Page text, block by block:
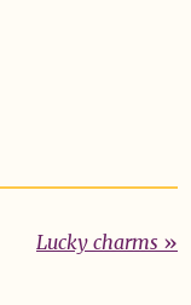
Lucky charms »